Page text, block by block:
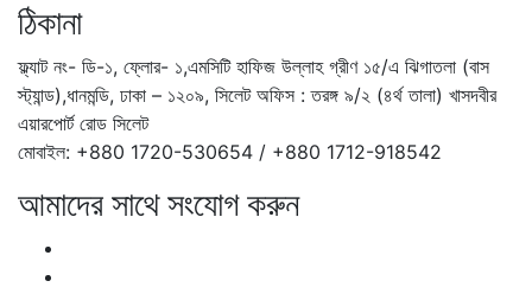
ঠিকানা
ফ্ল্যাট নং- ডি-১, ফ্লোর- ১,এমসিটি হাফিজ উল্লাহ গ্রীণ ১৫/এ ঝিগাতলা (বাস
স্ট্যান্ড),ধানমন্ডি, ঢাকা – ১২০৯, সিলেট অফিস : তরঙ্গ ৯/২ (৪র্থ তালা) খাসদবীর
এয়ারপোর্ট রোড সিলেট
মোবাইল: +880 1720-530654 / +880 1712-918542
আমাদের সাথে সংযোগ করুন